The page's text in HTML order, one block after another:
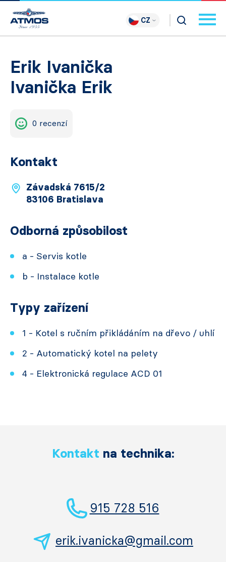
CZ
Erik Ivanička
Ivanička Erik
0 recenzí
Kontakt
Závadská 7615/2
83106 Bratislava
Odborná způsobilost
a - Servis kotle
b - Instalace kotle
Typy zařízení
1 - Kotel s ručním přikládáním na dřevo / uhlí
2 - Automatický kotel na pelety
4 - Elektronická regulace ACD 01
Kontakt na technika:
915 728 516
erik.ivanicka@gmail.com